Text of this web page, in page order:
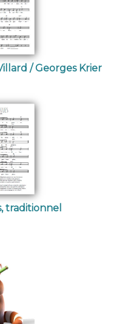
/ Georges Krier
traditionnel